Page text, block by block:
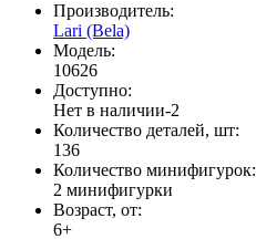
Производитель:
Lari (Bela)
Модель:
10626
Доступно:
Нет в наличии-2
Количество деталей, шт:
136
Количество минифигурок:
2 минифигурки
Возраст, от:
6+